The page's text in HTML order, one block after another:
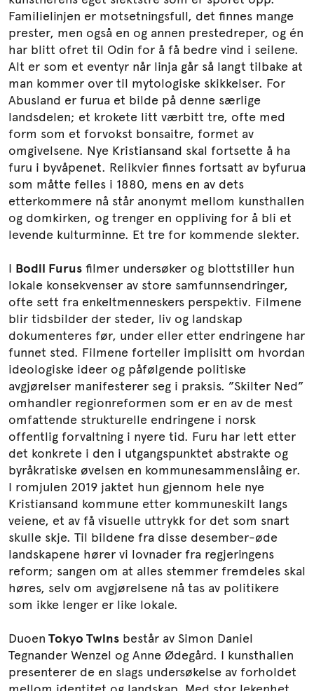
Familielinjen er motsetningsfull, det finnes mange
prester, men også en og annen prestedreper, og én
har blitt ofret til Odin for å få bedre vind i seilene.
Alt er som et eventyr når linja går så langt tilbake at
man kommer over til mytologiske skikkelser. For
Abusland er furua et bilde på denne særlige
landsdelen; et krokete litt værbitt tre, ofte med
form som et forvokst bonsaitre, formet av
omgivelsene. Nye Kristiansand skal fortsette å ha
furu i byvåpenet. Relikvier finnes fortsatt av byfurua
som måtte felles i 1880, mens en av dets
etterkommere nå står anonymt mellom kunsthallen
og domkirken, og trenger en oppliving for å bli et
levende kulturminne. Et tre for kommende slekter.
I Bodil Furus filmer undersøker og blottstiller hun
lokale konsekvenser av store samfunnsendringer,
ofte sett fra enkeltmenneskers perspektiv. Filmene
blir tidsbilder der steder, liv og landskap
dokumenteres før, under eller etter endringene har
funnet sted. Filmene forteller implisitt om hvordan
ideologiske ideer og påfølgende politiske
avgjørelser manifesterer seg i praksis. ”Skilter Ned”
omhandler regionreformen som er en av de mest
omfattende strukturelle endringene i norsk
offentlig forvaltning i nyere tid. Furu har lett etter
det konkrete i den i utgangspunktet abstrakte og
byråkratiske øvelsen en kommunesammenslåing er.
I romjulen 2019 jaktet hun gjennom hele nye
Kristiansand kommune etter kommuneskilt langs
veiene, et av få visuelle uttrykk for det som snart
skulle skje. Til bildene fra disse desember-øde
landskapene hører vi lovnader fra regjeringens
reform; sangen om at alles stemmer fremdeles skal
høres, selv om avgjørelsene nå tas av politikere
som ikke lenger er like lokale.
Duoen Tokyo Twins består av Simon Daniel
Tegnander Wenzel og Anne Ødegård. I kunsthallen
presenterer de en slags undersøkelse av forholdet